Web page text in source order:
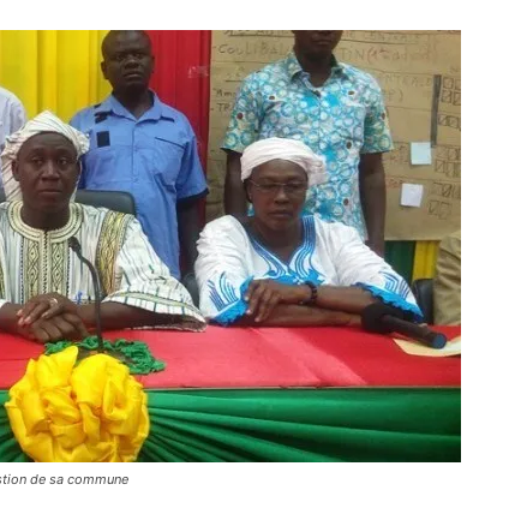
de sa commune